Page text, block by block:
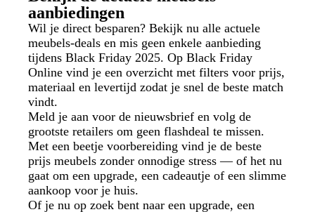
aanbiedingen
Wil je direct besparen? Bekijk nu alle actuele
meubels-deals en mis geen enkele aanbieding
tijdens Black Friday 2025. Op Black Friday
Online vind je een overzicht met filters voor prijs,
materiaal en levertijd zodat je snel de beste match
vindt.
Meld je aan voor de nieuwsbrief en volg de
grootste retailers om geen flashdeal te missen.
Met een beetje voorbereiding vind je de beste
prijs meubels zonder onnodige stress — of het nu
gaat om een upgrade, een cadeautje of een slimme
aankoop voor je huis.
Of je nu op zoek bent naar een upgrade, een